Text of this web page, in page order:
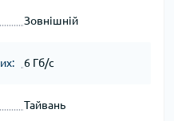
Зовнішній
6 Гб/с
Тайвань